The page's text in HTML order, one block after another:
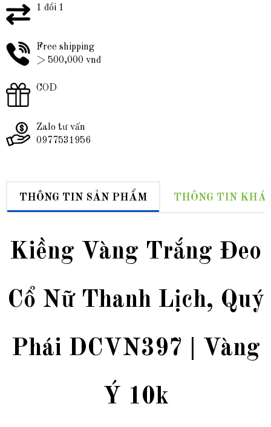
1 đổi 1
Free shipping
> 500,000 vnđ
COD
Zalo tư vấn
0977531956
THÔNG TIN SẢN PHẨM THÔNG TIN
Kiềng Vàng Trắng Đeo
Cổ Nữ Thanh Lịch, Quý
Phái DCVN397 | Vàng
Ý 10k